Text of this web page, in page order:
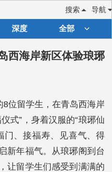
导航
搜索
深度 全部
西海岸新区体验琅琊
位留学生，在青岛西海岸
式”，身着汉服的“琅琊仙
门、接福寿、见喜气、得
新年福气。从琅琊阁到台
让留学生们感受到满满的